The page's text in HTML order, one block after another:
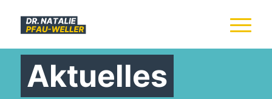
Aktuelles